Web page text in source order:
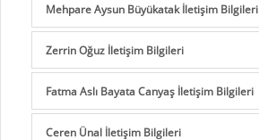
Mehpare Aysun Büyükatak İletişim Bilgileri
Zerrin Oğuz İletişim Bilgileri
Fatma Aslı Bayata Canyaş İletişim Bilgileri
Ceren Ünal İletişim Bilgileri